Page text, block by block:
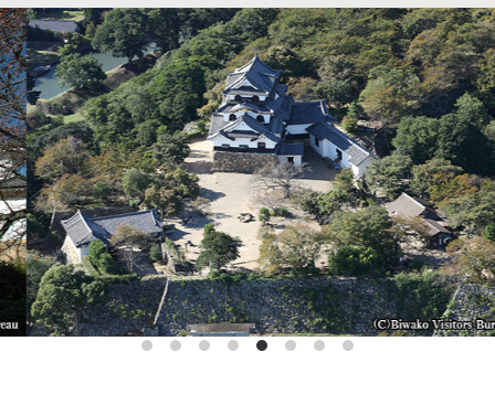
http://www.hyakusaiji.jp/